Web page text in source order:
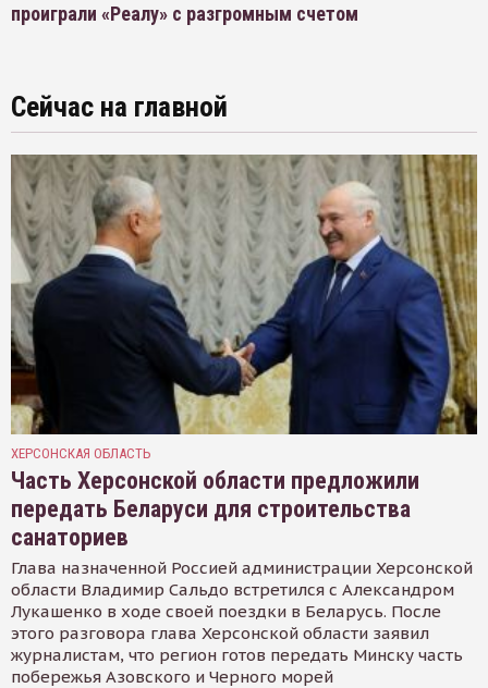
проиграли «Реалу» с разгромным счетом
Сейчас на главной
ХЕРСОНСКАЯ ОБЛАСТЬ
Часть Херсонской области предложили
передать Беларуси для строительства
санаториев
Глава назначенной Россией администрации Херсонской
области Владимир Сальдо встретился с Александром
Лукашенко в ходе своей поездки в Беларусь. После
этого разговора глава Херсонской области заявил
журналистам, что регион готов передать Минску часть
побережья Азовского и Черного морей